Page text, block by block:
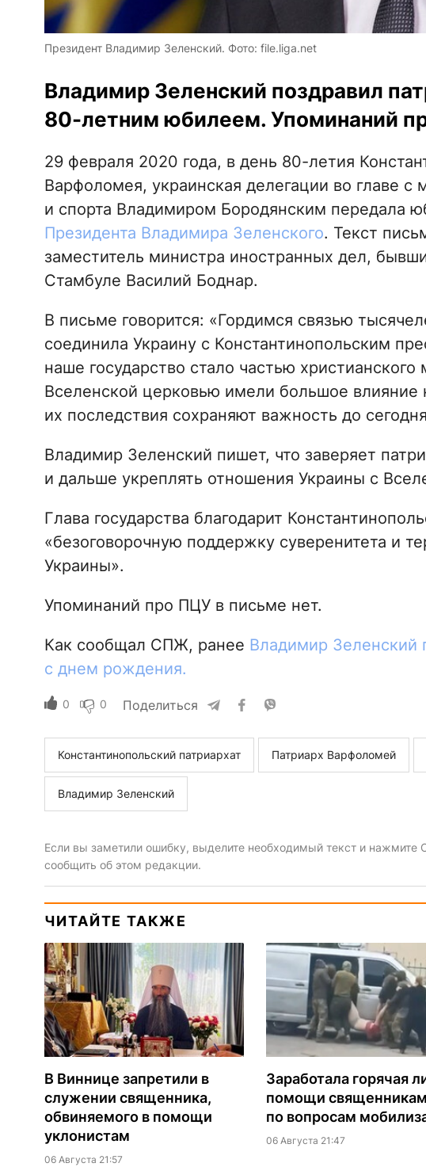
Президент Владимир Зеленский. Фото: file.liga.net
Владимир Зеленский поздравил
80-летним юбилеем. Упоминаний
29 февраля 2020 года, в день 80-летия
Варфоломея, украинская делегации во главе
и спорта Владимиром Бородянским передала
Президента Владимира Зеленского. Текст
заместитель министра иностранных дел,
Стамбуле Василий Боднар.
В письме говорится: «Гордимся связью
соединила Украину с Константинопольским
наше государство стало частью
Вселенской церковью имели большое влияние
их последствия сохраняют важность до
Владимир Зеленский пишет, что заверяет
и дальше укреплять отношения Украины с
Глава государства благодарит
«безоговорочную поддержку суверенитета и
Украины».
Упоминаний про ПЦУ в письме нет.
Как сообщал СПЖ, ранее Владимир Зеленский
с днем рождения.
0 0 Поделиться
Константинопольский патриархат Патриарх Варфоломей
Владимир Зеленский
Если вы заметили ошибку, выделите необходимый текст и нажмите
сообщить об этом редакции.
ЧИТАЙТЕ ТАКЖЕ
В Виннице запретили в
служении священника,
обвиняемого в помощи
уклонистам
06 Августа 21:57
Заработала горячая
помощи
по вопросам
06 Августа 21:47